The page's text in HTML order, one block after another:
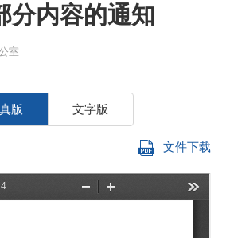
分内容的通知
室
版 文字版
文件下载